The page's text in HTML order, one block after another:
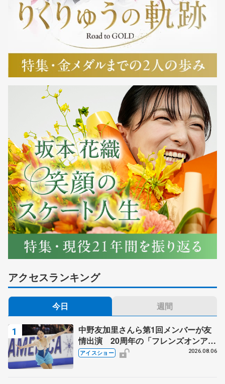
アクセスランキング
今日 週間
中野友加里さんら第1回メンバーが友
情出演 20周年の「フレンズオンアイ
ス」 宮本賢二さん、有川梨絵さん、
アイスショー 2026.08.06